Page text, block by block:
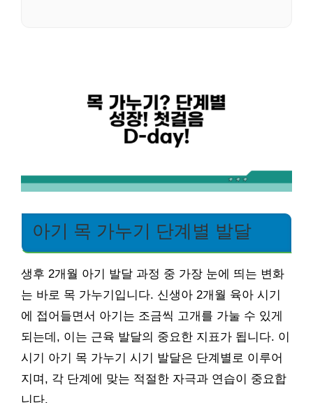
아기 목 가누기 단계별 발달
생후 2개월 아기 발달 과정 중 가장 눈에 띄는 변화
는 바로 목 가누기입니다. 신생아 2개월 육아 시기
에 접어들면서 아기는 조금씩 고개를 가눌 수 있게
되는데, 이는 근육 발달의 중요한 지표가 됩니다. 이
시기 아기 목 가누기 시기 발달은 단계별로 이루어
지며, 각 단계에 맞는 적절한 자극과 연습이 중요합
니다.